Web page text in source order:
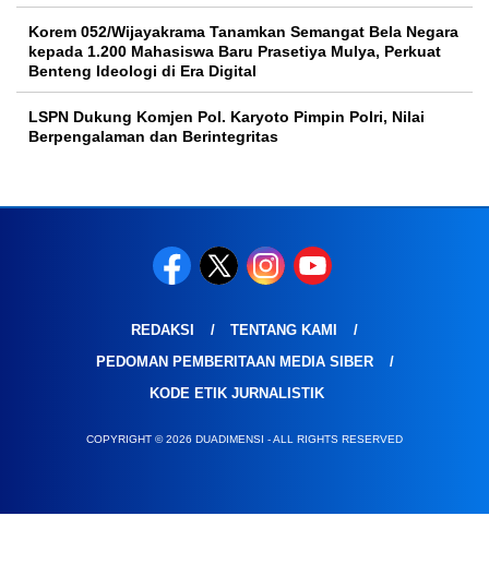
Korem 052/Wijayakrama Tanamkan Semangat Bela Negara
kepada 1.200 Mahasiswa Baru Prasetiya Mulya, Perkuat
Benteng Ideologi di Era Digital
LSPN Dukung Komjen Pol. Karyoto Pimpin Polri, Nilai
Berpengalaman dan Berintegritas
REDAKSI
TENTANG KAMI
PEDOMAN PEMBERITAAN MEDIA SIBER
KODE ETIK JURNALISTIK
COPYRIGHT © 2026 DUADIMENSI - ALL RIGHTS RESERVED